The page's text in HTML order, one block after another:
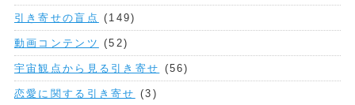
引き寄せの盲点 (149)
動画コンテンツ (52)
宇宙観点から見る引き寄せ (56)
恋愛に関する引き寄せ (3)